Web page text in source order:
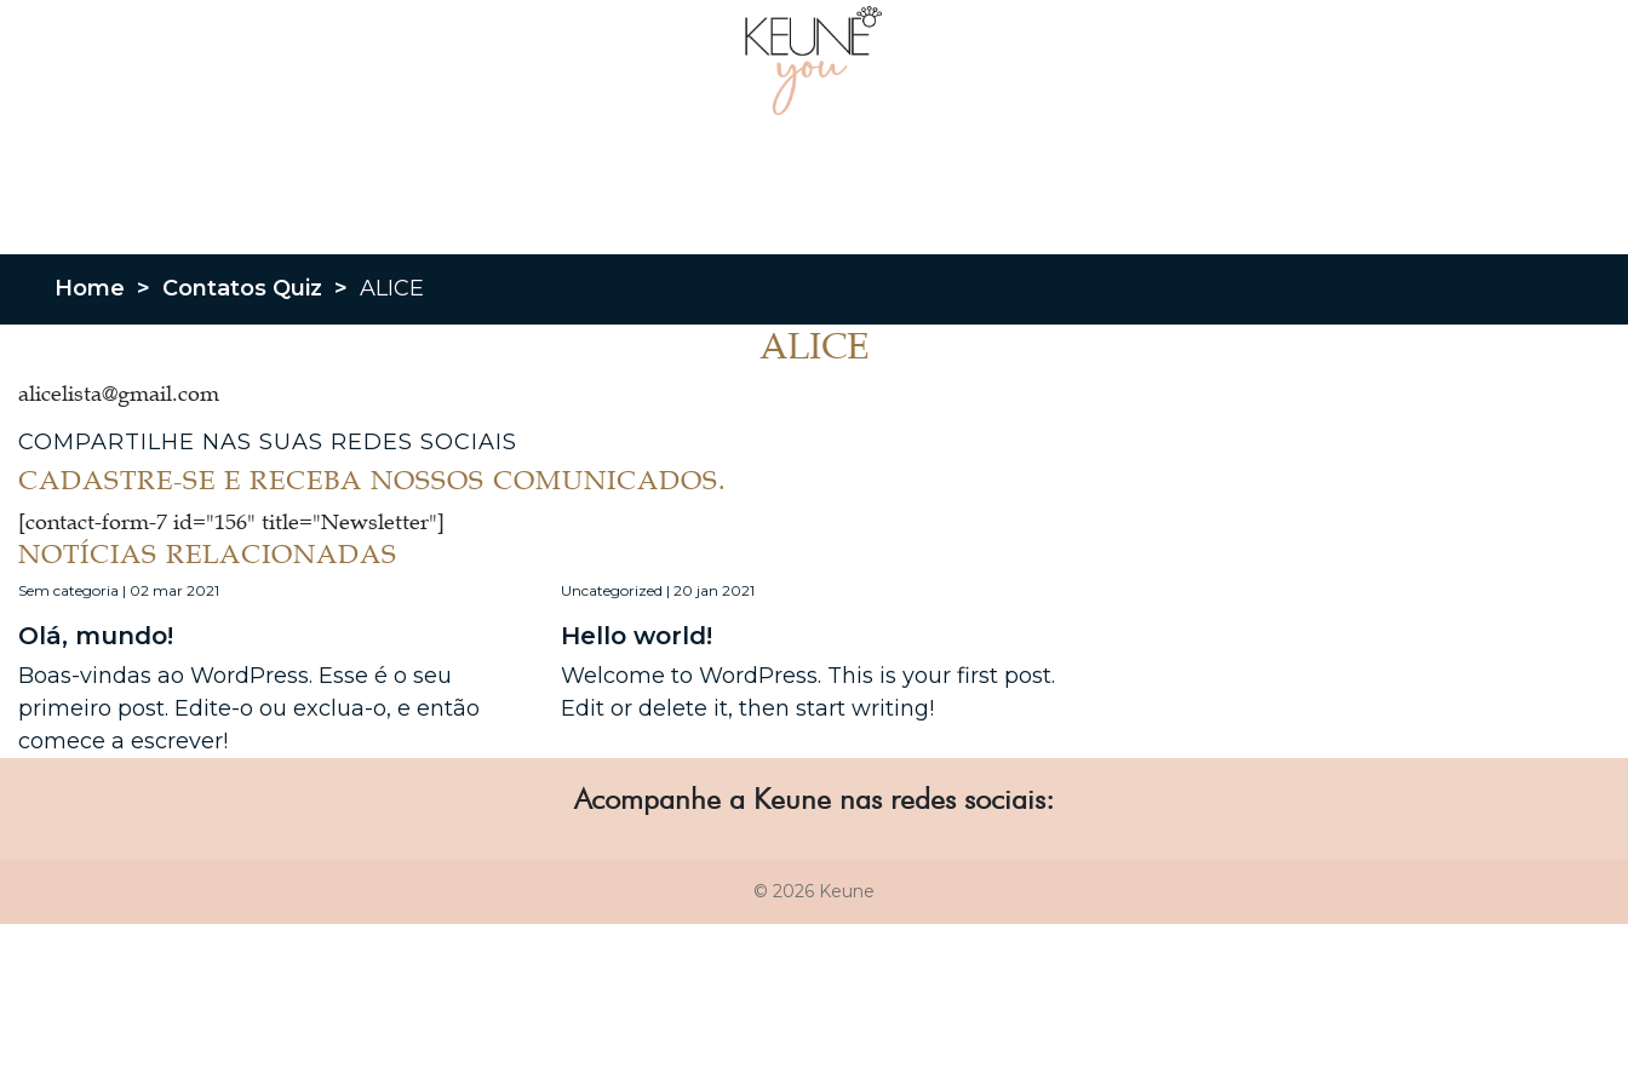
Home > Contatos Quiz > ALICE
ALICE
alicelista@gmail.com
COMPARTILHE NAS SUAS REDES SOCIAIS
CADASTRE-SE E RECEBA NOSSOS COMUNICADOS.
[contact-form-7 id="156" title="Newsletter"]
NOTÍCIAS RELACIONADAS
Sem categoria | 02 mar 2021
Olá, mundo!
Boas-vindas ao WordPress. Esse é o seu
primeiro post. Edite-o ou exclua-o, e então
comece a escrever!
Uncategorized | 20 jan 2021
Hello world!
Welcome to WordPress. This is your first post.
Edit or delete it, then start writing!
Acompanhe a Keune nas redes sociais:
© 2026 Keune